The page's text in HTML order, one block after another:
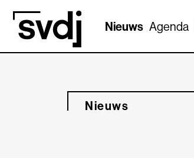
Naar hoofdinhoud
Nieuws Agenda
Nieuws